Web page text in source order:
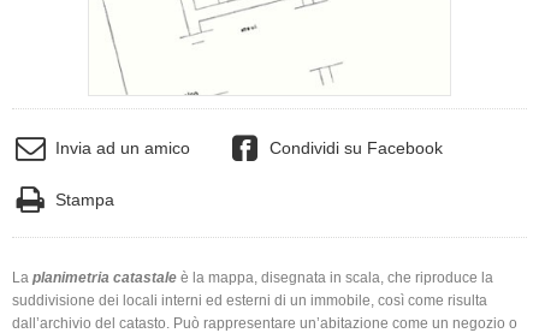
Invia ad un amico Condividi su Facebook
Stampa
La planimetria catastaleè la mappa, disegnata in scala, che riproduce la
suddivisione dei locali interni ed esterni di un immobile, così come risulta
dall’archivio del catasto. Può rappresentare un’abitazione come un negozio o